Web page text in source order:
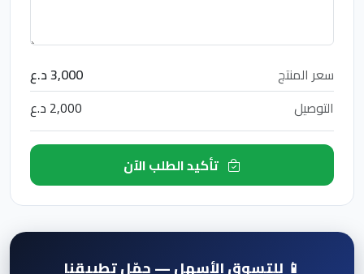
سعر المنتج
3,000 د.ع
التوصيل
2,000 د.ع
📱 للتسوق الأسهل — حمّل تطبيقنا